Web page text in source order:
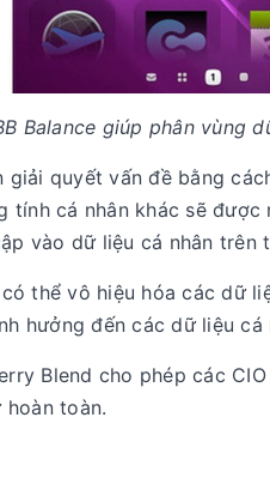
Balance giúp phân vùng
giải quyết vấn đề bằng
tính cá nhân khác sẽ
vào dữ liệu cá nhân trên
thể vô hiệu hóa các dữ
hưởng đến các dữ liệu cá
Blend cho phép các
toàn.